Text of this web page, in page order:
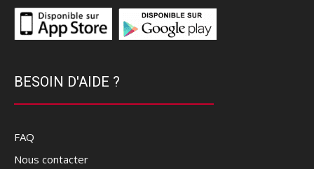
BESOIN D'AIDE ?
FAQ
Nous contacter